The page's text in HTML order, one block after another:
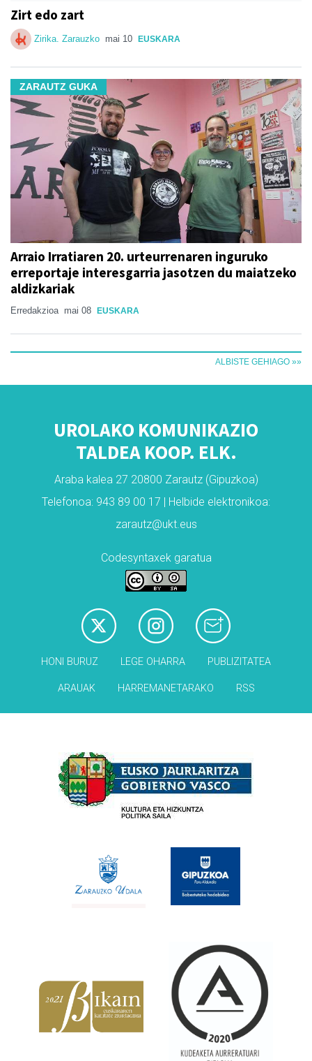
Zirt edo zart
Zirika. Zarauzko mai 10 EUSKARA
ZARAUTZ GUKA
Arraio Irratiaren 20. urteurrenaren inguruko
erreportaje interesgarria jasotzen du maiatzeko
aldizkariak
Erredakzioa mai 08 EUSKARA
ALBISTE GEHIAGO »»
UROLAKO KOMUNIKAZIO
TALDEA KOOP. ELK.
Araba kalea 27 20800 Zarautz (Gipuzkoa)
Telefonoa: 943 89 00 17 | Helbide elektronikoa:
zarautz@ukt.eus
Codesyntaxek garatua
HONI BURUZ LEGE OHARRA PUBLIZITATEA
ARAUAK HARREMANETARAKO RSS